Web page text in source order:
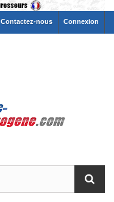
Connexion
Contactez-nous